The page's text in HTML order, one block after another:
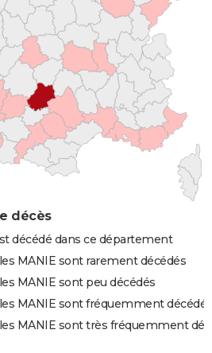
décès
décédé dans ce département
MANIE sont rarement décédés
MANIE sont peu décédés
MANIE sont fréquemment décédés
MANIE sont très fréquemment